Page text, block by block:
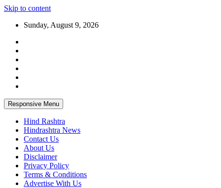
Skip to content
Sunday, August 9, 2026
Responsive Menu
Hind Rashtra
Hindrashtra News
Contact Us
About Us
Disclaimer
Privacy Policy
Terms & Conditions
Advertise With Us